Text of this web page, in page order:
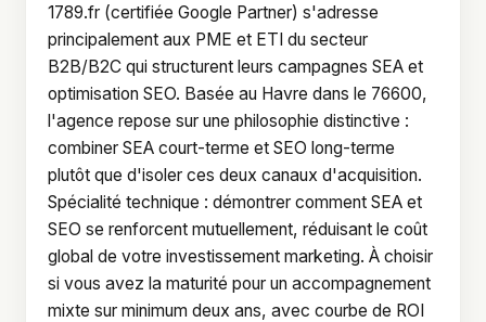
1789.fr (certifiée Google Partner) s'adresse
principalement aux PME et ETI du secteur
B2B/B2C qui structurent leurs campagnes SEA et
optimisation SEO. Basée au Havre dans le 76600,
l'agence repose sur une philosophie distinctive :
combiner SEA court-terme et SEO long-terme
plutôt que d'isoler ces deux canaux d'acquisition.
Spécialité technique : démontrer comment SEA et
SEO se renforcent mutuellement, réduisant le coût
global de votre investissement marketing. À choisir
si vous avez la maturité pour un accompagnement
mixte sur minimum deux ans, avec courbe de ROI